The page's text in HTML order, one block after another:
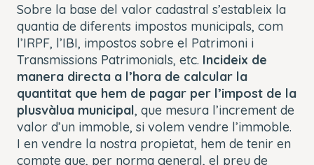
Sobre la base del valor cadastral s’estableix la
quantia de diferents impostos municipals, com
l’IRPF, l’IBI, impostos sobre el Patrimoni i
Transmissions Patrimonials, etc. Incideix de
manera directa a l’hora de calcular la
quantitat que hem de pagar per l’impost de la
plusvàlua municipal, que mesura l’increment de
valor d’un immoble, si volem vendre l’immoble.
I en vendre la nostra propietat, hem de tenir en
compte que, per norma general, el preu de